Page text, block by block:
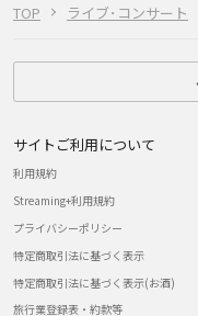
TOP ライブ･コンサート
サイトご利用について
利用規約
Streaming+利用規約
プライバシーポリシー
特定商取引法に基づく表示
特定商取引法に基づく表示(お酒)
旅行業登録表・約款等